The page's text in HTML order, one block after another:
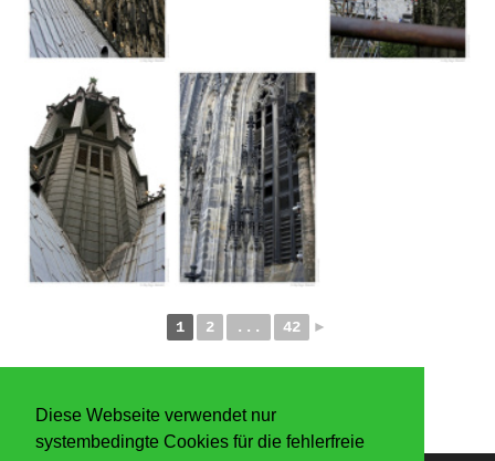
Diese Webseite verwendet nur
systembedingte Cookies für die fehlerfreie
1 2 ... 42 ►